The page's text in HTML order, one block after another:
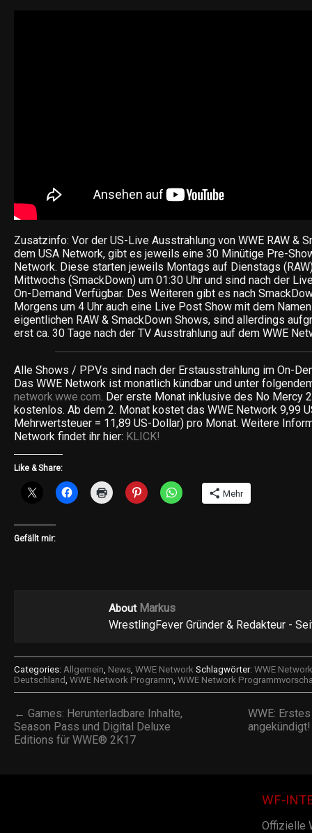
Zusatzinfo: Vor der US-Live Ausstrahlung von WWE RAW &
dem USA Network, gibt es jeweils eine 30 Minütige Pre-
Network. Diese starten jeweils Montags auf Dienstags
Mittwochs (SmackDown) um 01:30 Uhr und sind nach der
On-Demand Verfügbar. Des Weiteren gibt es nach
Morgens um 4 Uhr auch eine Live Post Show mit dem Namen
eigentlichen RAW & SmackDown Shows, sind allerdings
erst ca. 30 Tage nach der TV Ausstrahlung auf dem WWE
Alle Shows / PPVs sind nach der Erstausstrahlung im On-
Das WWE Network ist monatlich kündbar und unter
network.wwe.com. Der erste Monat inklusive des No Mercy
kostenlos. Ab dem 2. Monat kostet das WWE Network 9,99
Mehrwertsteuer = 11,89 US-Dollar) pro Monat. Weitere
Network findet ihr hier: KLICK!
Like & Share:
Mehr
Gefällt mir:
About Markus
WrestlingFever Gründer & Redakteur -
Categories: Allgemein, News, WWE Network Schlagwörter: WWE Network
Deutschland, WWE Network Programm, WWE Network
← Games: Herunterladbare Inhalte,
Season Pass und Digital Deluxe
Editions für WWE® 2K17
WWE:
WF-
Offizielle